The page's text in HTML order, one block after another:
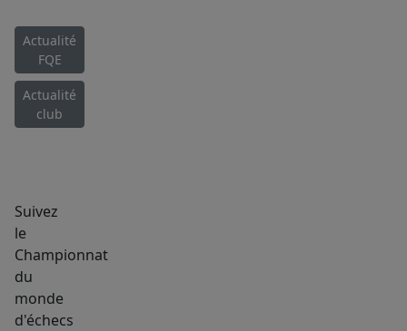
Actualité
FQE
Actualité
club
Suivez
le
Championnat
du
monde
d'échecs